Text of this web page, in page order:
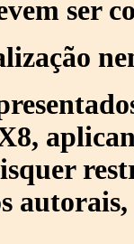
ser